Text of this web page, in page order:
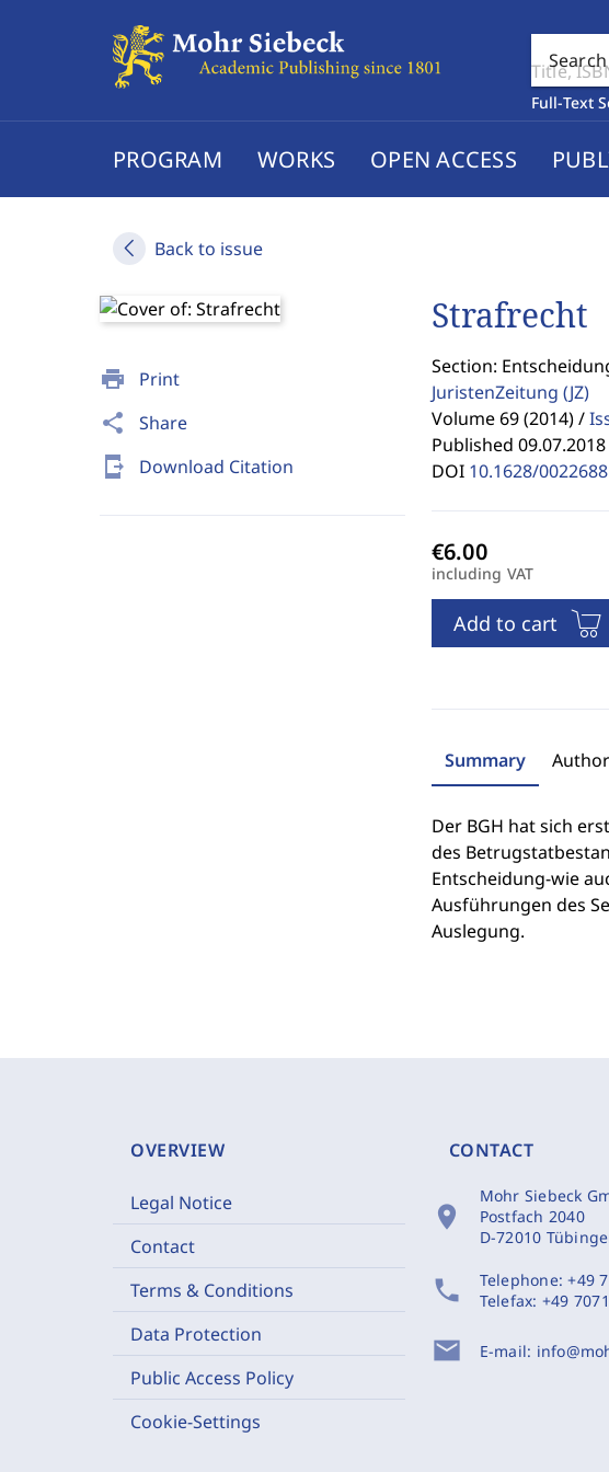
Full-Text
PROGRAM WORKS OPEN ACCESS
Back to issue
print Print
share Share
send_to_mobile Download Citation
Strafrecht
Section:
JuristenZeitung (JZ)
Volume 69 (2014) /
Published 09.07.2018
DOI 10.1628/
including VAT
Add to cart
Summary
Der BGH hat sich
des
Entscheidung-wie
Ausführungen des
Auslegung.
OVERVIEW
Legal Notice
Contact
Terms & Conditions
Data Protection
Public Access Policy
Cookie-Settings
CONTACT
location_on
Mohr Siebeck
Postfach 2040
D-72010
phone Telephone:+49
Telefax: +49
mail E-mail: